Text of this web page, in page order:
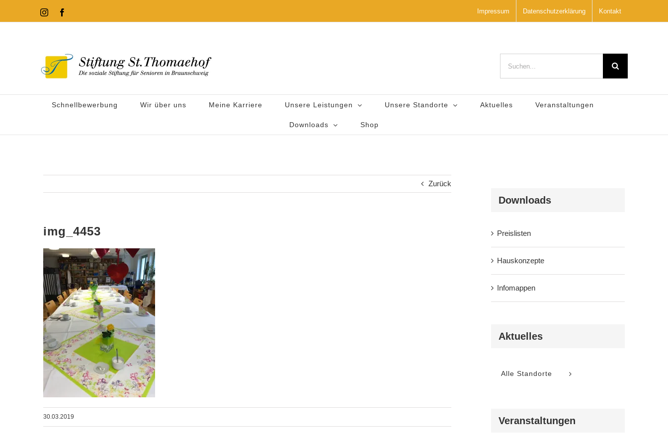
Inhalt
Instagram Impressum Datenschutzerklärung Kontakt
nach:
Schnellbewerbung Wir über uns Meine Karriere Unsere Leistungen Unsere Standorte Aktuelles Veranstaltungen
Downloads Shop
Zurück
img_4453
30.03.2019
Downloads
Preislisten
Hauskonzepte
Infomappen
Aktuelles
Alle Standorte
Veranstaltungen